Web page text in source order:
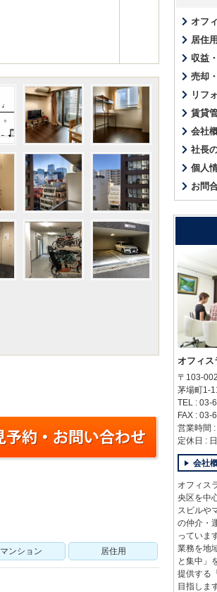
マンション 居住用
オフ
居住
収益
売却
リフ
賃貸
会社
社長
個人
お問
オフィス
〒103-
茅場町1-
TEL : 03-
FAX : 03-
営業時間
定休日 :
会社
オフィス
央区を中
スビルや
の仲介・
っていま
業務を地
と集中」
提供する
目指しま